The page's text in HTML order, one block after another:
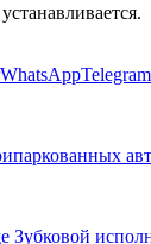
WhatsAppTelegram
Зубковой